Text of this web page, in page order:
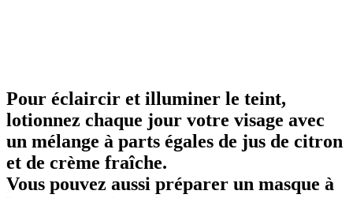
Pour éclaircir et illuminer le teint,
lotionnez chaque jour votre visage avec
un mélange à parts égales de jus de citron
et de crème fraîche.
Vous pouvez aussi préparer un masque à